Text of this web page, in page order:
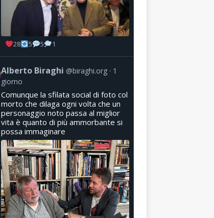
28 5 5 1
Alberto Biraghi @biraghi.org
1
giorno
Comunque la sfilata social di foto col
morto che dilaga ogni volta che un
personaggio noto passa al miglior
vita è quanto di più ammorbante si
possa immaginare